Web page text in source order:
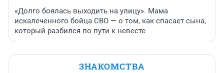
«Долго боялась выходить на улицу». Мама
искалеченного бойца СВО — о том, как спасает сына,
который разбился по пути к невесте
ЗНАКОМСТВА